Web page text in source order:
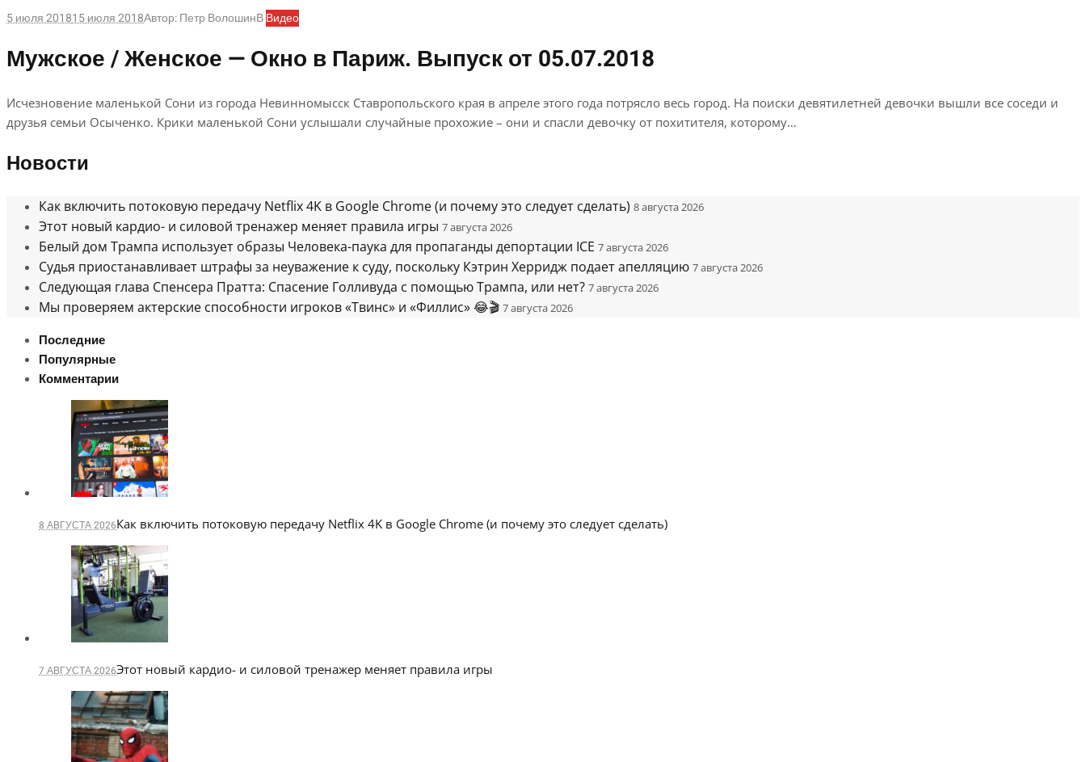
5 июля 201815 июля 2018Автор:Петр ВолошинВВидео
Мужское / Женское — Окно в Париж. Выпуск от 05.07.2018
Исчезновение маленькой Сони из города Невинномысск Ставропольского края в апреле этого года потрясло весь город. На поиски девятилетней девочки вышли все соседи и
друзья семьи Осыченко. Крики маленькой Сони услышали случайные прохожие – они и спасли девочку от похитителя, которому…
Новости
Как включить потоковую передачу Netflix 4K в Google Chrome (и почему это следует сделать) 8 августа 2026
Этот новый кардио- и силовой тренажер меняет правила игры 7 августа 2026
Белый дом Трампа использует образы Человека-паука для пропаганды депортации ICE 7 августа 2026
Судья приостанавливает штрафы за неуважение к суду, поскольку Кэтрин Херридж подает апелляцию 7 августа 2026
Следующая глава Спенсера Пратта: Спасение Голливуда с помощью Трампа, или нет? 7 августа 2026
Мы проверяем актерские способности игроков «Твинс» и «Филлис» 😂🎬 7 августа 2026
Последние
Популярные
Комментарии
8 АВГУСТА 2026Как включить потоковую передачу Netflix 4K в Google Chrome (и почему это следует сделать)
7 АВГУСТА 2026Этот новый кардио- и силовой тренажер меняет правила игры